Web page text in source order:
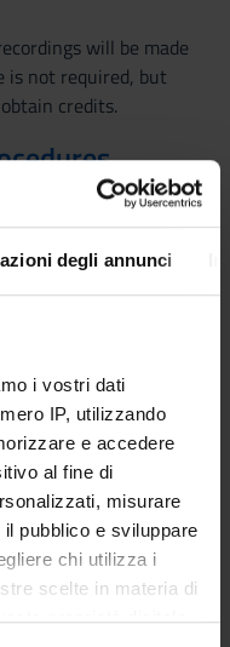
degli annunci
i vostri dati
IP, utilizzando
e accedere
al fine di
misurare
pubblico e sviluppare
chi utilizza i
scelte in materia di
proprietà digitale
will be made
is not required, but
credits.
a written paper.
learning
given
TEACHER TOPICS
Revision on
random
variables: